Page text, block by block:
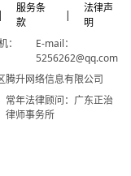
|
服务条
款
|
法律声
明
：
E-mail：
5256262@qq.com
升网络信息有限公司
常年法律顾问：广东正治
律师事务所